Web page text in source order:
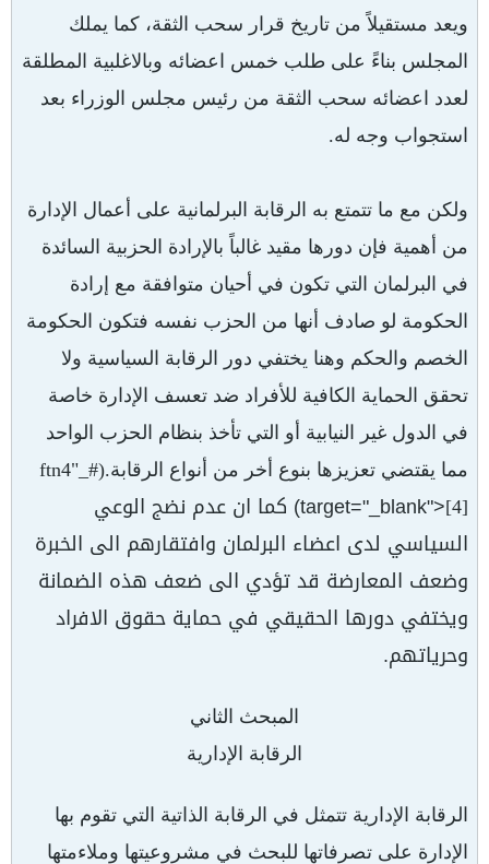
ويعد مستقيلاً من تاريخ قرار سحب الثقة، كما يملك
المجلس بناءً على طلب خمس اعضائه وبالاغلبية المطلقة
لعدد اعضائه سحب الثقة من رئيس مجلس الوزراء بعد
استجواب وجه له.
ولكن مع ما تتمتع به الرقابة البرلمانية على أعمال الإدارة
من أهمية فإن دورها مقيد غالباً بالإرادة الحزبية السائدة
في البرلمان التي تكون في أحيان متوافقة مع إرادة
الحكومة لو صادف أنها من الحزب نفسه فتكون الحكومة
الخصم والحكم وهنا يختفي دور الرقابة السياسية ولا
تحقق الحماية الكافية للأفراد ضد تعسف الإدارة خاصة
في الدول غير النيابية أو التي تأخذ بنظام الحزب الواحد
مما يقتضي تعزيزها بنوع أخر من أنواع الرقابة.(#_ftn4"
target="_blank">[4]
) كما ان عدم نضج الوعي
السياسي لدى اعضاء البرلمان وافتقارهم الى الخبرة
وضعف المعارضة قد تؤدي الى ضعف هذه الضمانة
ويختفي دورها الحقيقي في حماية حقوق الافراد
وحرياتهم.
المبحث الثاني
الرقابة الإدارية
الرقابة الإدارية تتمثل في الرقابة الذاتية التي تقوم بها
الإدارة على تصرفاتها للبحث في مشروعيتها وملاءمتها